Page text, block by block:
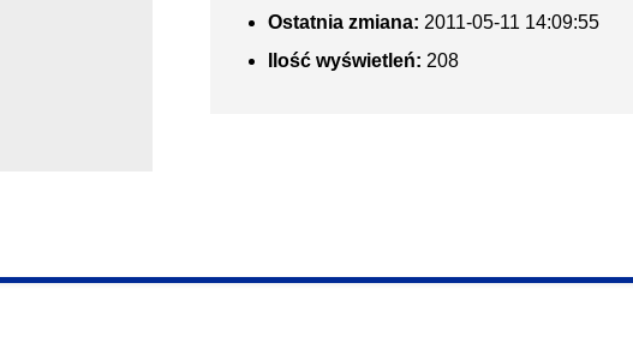
Ostatnia zmiana: 2011-05-11 14:09:55
Ilość wyświetleń: 208